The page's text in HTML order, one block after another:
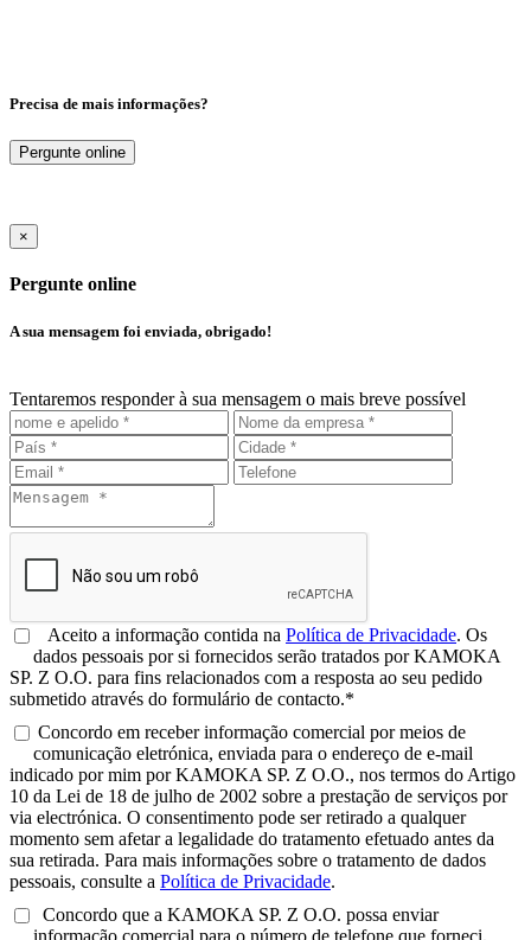
Precisa de mais informações?
Pergunte online
×
Pergunte online
A sua mensagem foi enviada, obrigado!
Tentaremos responder à sua mensagem o mais breve possível
Aceito a informação contida na Política de Privacidade. Os
dados pessoais por si fornecidos serão tratados por KAMOKA
SP. Z O.O. para fins relacionados com a resposta ao seu pedido
submetido através do formulário de contacto.*
Concordo em receber informação comercial por meios de
comunicação eletrónica, enviada para o endereço de e-mail
indicado por mim por KAMOKA SP. Z O.O., nos termos do Artigo
10 da Lei de 18 de julho de 2002 sobre a prestação de serviços por
via electrónica. O consentimento pode ser retirado a qualquer
momento sem afetar a legalidade do tratamento efetuado antes da
sua retirada. Para mais informações sobre o tratamento de dados
pessoais, consulte a Política de Privacidade.
Concordo que a KAMOKA SP. Z O.O. possa enviar
informação comercial para o número de telefone que forneci,